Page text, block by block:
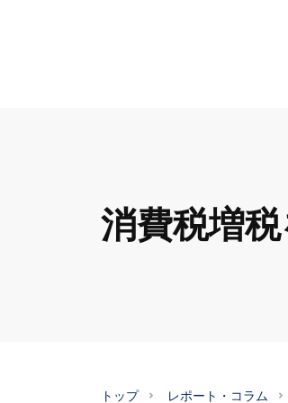
消費税増税
トップ レポート・コラム